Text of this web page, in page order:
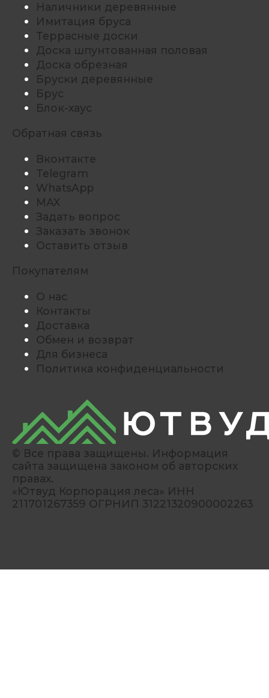
Наличники деревянные
Имитация бруса
Террасные доски
Доска шпунтованная половая
Доска обрезная
Бруски деревянные
Брус
Блок-хаус
Обратная связь
Вконтакте
Telegram
WhatsApp
MAX
Задать вопрос
Заказать звонок
Оставить отзыв
Покупателям
О нас
Контакты
Доставка
Обмен и возврат
Для бизнеса
Политика конфиденциальности
© Все права защищены. Информация
сайта защищена законом об авторских
правах.
«Ютвуд Корпорация леса» ИНН
211701267359 ОГРНИП 31221320900002263